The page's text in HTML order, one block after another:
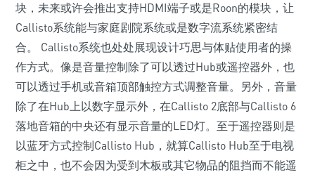
块，未来或许会推出支持HDMI端子或是Roon的模块，让
Callisto系统能与家庭剧院系统或是数字流系统紧密结
合。 Callisto系统也处处展现设计巧思与体贴使用者的操
作方式。像是音量控制除了可以透过Hub或遥控器外，也
可以透过手机或音箱顶部触控方式调整音量。另外，音量
除了在Hub上以数字显示外，在Callisto 2底部与Callisto 6
落地音箱的中央还有显示音量的LED灯。至于遥控器则是
以蓝牙方式控制Callisto Hub，就算Callisto Hub至于电视
柜之中，也不会因为受到木板或其它物品的阻挡而不能遥